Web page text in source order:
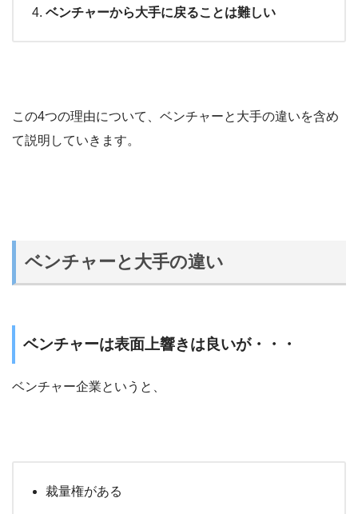
ベンチャーから大手に戻ることは難しい
この4つの理由について、ベンチャーと大手の違いを含め
て説明していきます。
ベンチャーと大手の違い
ベンチャーは表面上響きは良いが・・・
ベンチャー企業というと、
裁量権がある